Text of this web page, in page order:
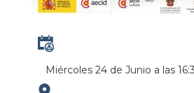
Miércoles 24 de Junio a las